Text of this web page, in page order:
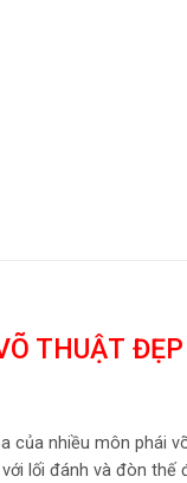
THUẬT ĐẸP
của nhiều môn phái
lối đánh và đòn thế